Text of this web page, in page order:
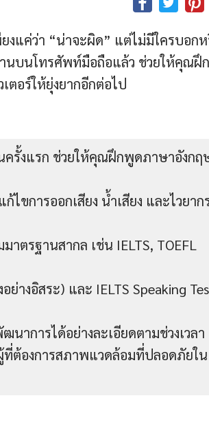
งแค่ว่า “น่าจะผิด” แต่ไม่มีใครบอก
นบนโทรศัพท์มือถือแล้ว ช่วยให้คุณฝึ
ตอร์ให้ยุ่งยากอีกต่อไป
ครั้งแรก ช่วยให้คุณฝึกพูดภาษาอังกฤ
ขการออกเสียง น้ำเสียง และไวยา
าตรฐานสากล เช่น IELTS, TOEFL
างอิสระ) และ IELTS Speaking
าการได้อย่างละเอียดตามช่วงเวลา
ที่ต้องการสภาพแวดล้อมที่ปลอดภัยใน